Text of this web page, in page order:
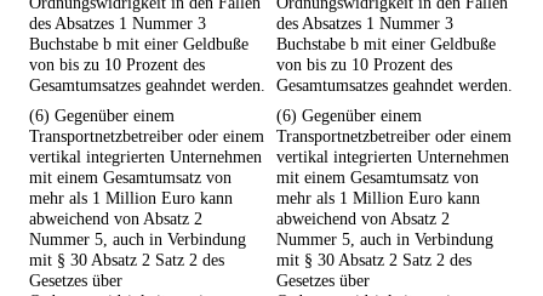
des Absatzes 1 Nummer 3
Buchstabe b mit einer Geldbuße
von bis zu 10 Prozent des
Gesamtumsatzes geahndet werden.
des Absatzes 1 Nummer 3
Buchstabe b mit einer Geldbuße
von bis zu 10 Prozent des
Gesamtumsatzes geahndet werden.
(6) Gegenüber einem
Transportnetzbetreiber oder einem
vertikal integrierten Unternehmen
mit einem Gesamtumsatz von
mehr als 1 Million Euro kann
abweichend von Absatz 2
Nummer 5, auch in Verbindung
mit § 30 Absatz 2 Satz 2 des
Gesetzes über
(6) Gegenüber einem
Transportnetzbetreiber oder einem
vertikal integrierten Unternehmen
mit einem Gesamtumsatz von
mehr als 1 Million Euro kann
abweichend von Absatz 2
Nummer 5, auch in Verbindung
mit § 30 Absatz 2 Satz 2 des
Gesetzes über